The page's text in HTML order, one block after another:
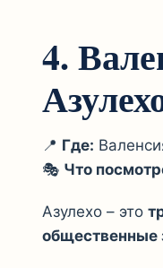
4.
📍 Где:
🎭 Что
Азулехо – это
общественные